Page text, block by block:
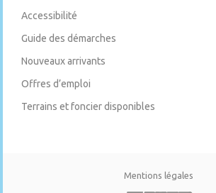
Accessibilité
Guide des démarches
Nouveaux arrivants
Offres d’emploi
Terrains et foncier disponibles
Mentions légales